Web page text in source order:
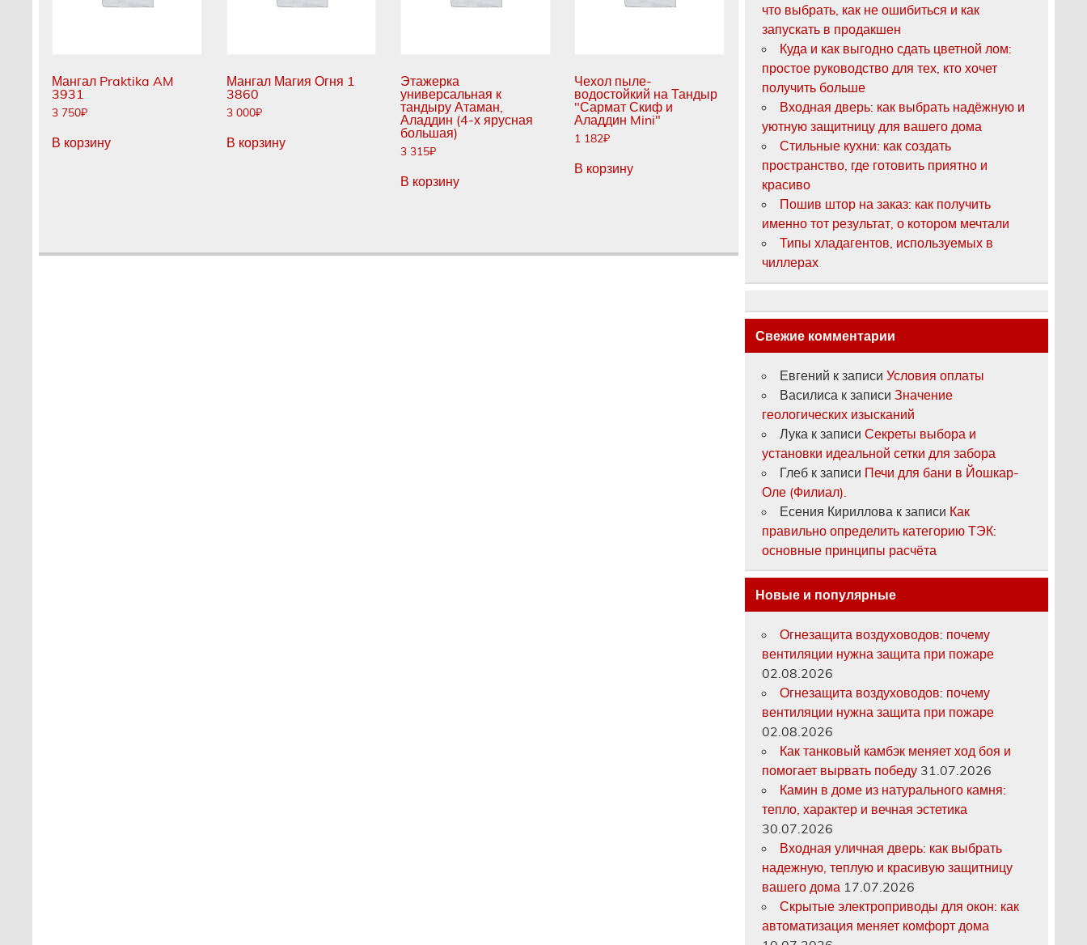
Мангал Praktika AM
3931
3 750₽
В корзину
Мангал Магия Огня 1
3860
3 000₽
В корзину
Этажерка
универсальная к
тандыру Атаман,
Аладдин (4-х ярусная
большая)
3 315₽
В корзину
Чехол пыле-
водостойкий на Тандыр
"Сармат Скиф и
Аладдин Mini"
1 182₽
В корзину
что выбрать, как не ошибиться и как
запускать в продакшен
Куда и как выгодно сдать цветной лом:
простое руководство для тех, кто хочет
получить больше
Входная дверь: как выбрать надёжную и
уютную защитницу для вашего дома
Стильные кухни: как создать
пространство, где готовить приятно и
красиво
Пошив штор на заказ: как получить
именно тот результат, о котором мечтали
Типы хладагентов, используемых в
чиллерах
Свежие комментарии
Евгений к записиУсловия оплаты
Василиса к записиЗначение
геологических изысканий
Лука к записиСекреты выбора и
установки идеальной сетки для забора
Глеб к записи Печи для бани в Йошкар-
Оле (Филиал).
Есения Кириллова к записи Как
правильно определить категорию ТЭК:
основные принципы расчёта
Новые и популярные
Огнезащита воздуховодов: почему
вентиляции нужна защита при пожаре
02.08.2026
Огнезащита воздуховодов: почему
вентиляции нужна защита при пожаре
02.08.2026
Как танковый камбэк меняет ход боя и
помогает вырвать победу 31.07.2026
Камин в доме из натурального камня:
тепло, характер и вечная эстетика
30.07.2026
Входная уличная дверь: как выбрать
надежную, теплую и красивую защитницу
вашего дома 17.07.2026
Скрытые электроприводы для окон: как
автоматизация меняет комфорт дома